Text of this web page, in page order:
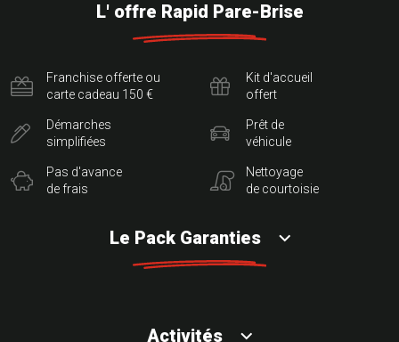
L' offre Rapid Pare-Brise
Franchise offerte ou
carte cadeau 150 €
Démarches
simplifiées
Pas d'avance
de frais
Kit d'accueil
offert
Prêt de
véhicule
Nettoyage
de courtoisie
Le Pack Garanties
Activités